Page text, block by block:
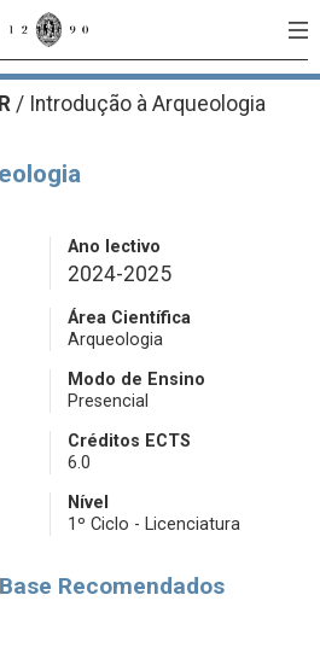
/ Introdução à Arqueologia
Ano lectivo
2024-2025
Área Científica
Arqueologia
Modo de Ensino
Presencial
Créditos ECTS
6.0
Nível
1º Ciclo - Licenciatura
Recomendados